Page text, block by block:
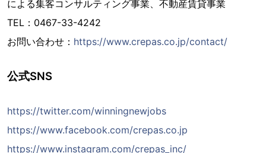
による集客コンサルティング事業、不動産賃貸事業
TEL：0467-33-4242
お問い合わせ： https://www.crepas.co.jp/contact/
公式SNS
https://twitter.com/winningnewjobs
https://www.facebook.com/crepas.co.jp
https://www.instagram.com/crepas_inc/